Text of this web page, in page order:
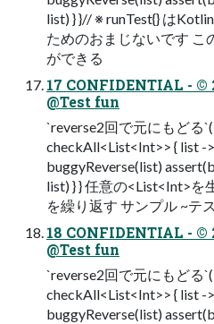
list) } }// ※ runTest{} は
ためのおまじないです こ
ができる
17 CONFIDENTIAL - ©
@Test fun
`reverse2回で元にもどる
checkAll<List<Int>> { list -
buggyReverse(list)
list) } } 任意の<List<Int>
を繰り返す サンプル ~テ
18 CONFIDENTIAL - ©
@Test fun
`reverse2回で元にもどる
checkAll<List<Int>> { list -
buggyReverse(list)